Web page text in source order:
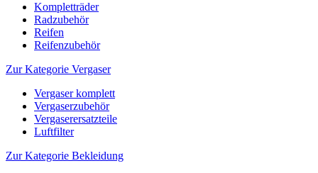
Kompletträder
Radzubehör
Reifen
Reifenzubehör
Zur Kategorie Vergaser
Vergaser komplett
Vergaserzubehör
Vergaserersatzteile
Luftfilter
Zur Kategorie Bekleidung